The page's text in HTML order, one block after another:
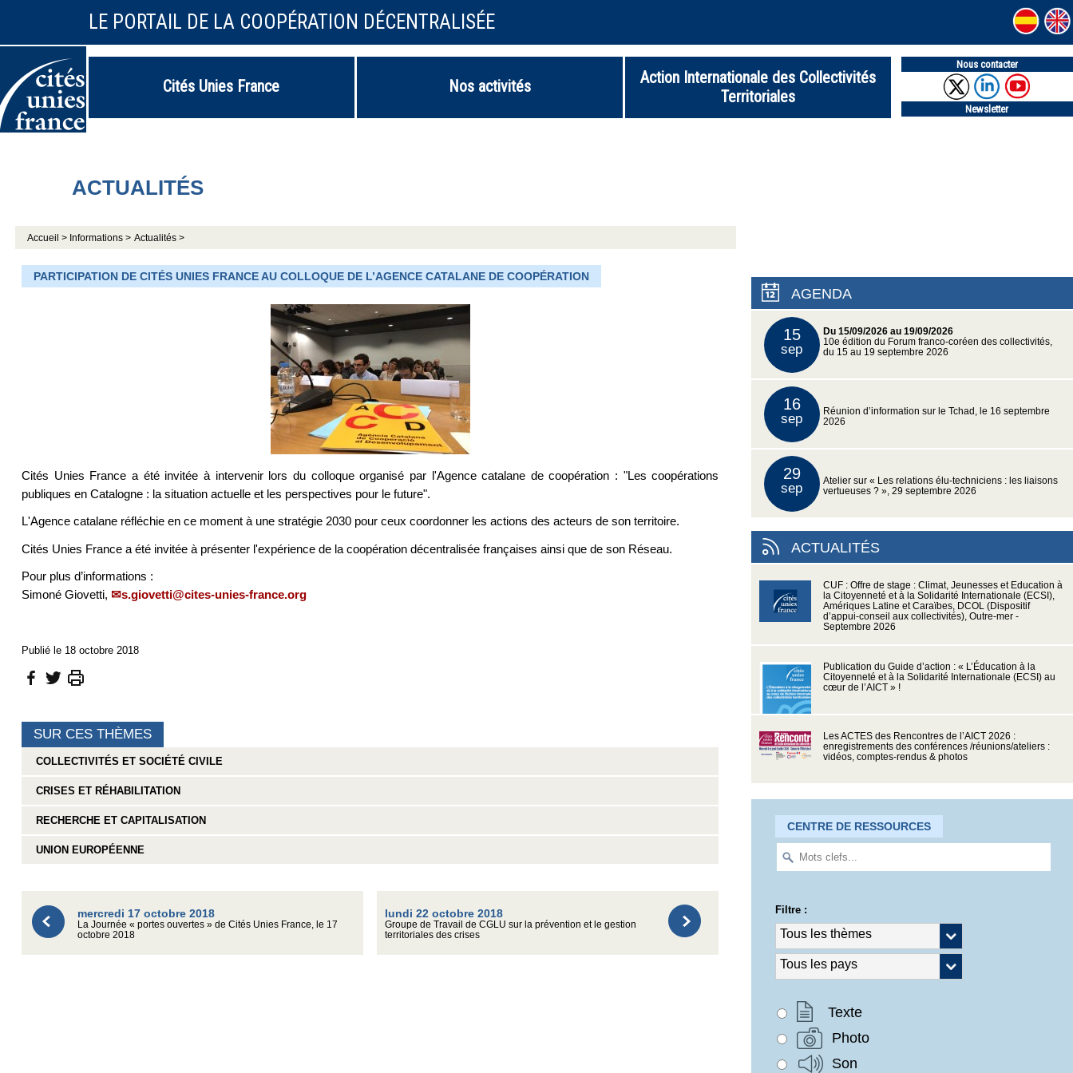
LE PORTAIL DE LA COOPÉRATION DÉCENTRALISÉE
Cités Unies France Nos activités
Action Internationale des Collectivités
Territoriales
Nous contacter
Newsletter
ACTUALITÉS
Accueil > Informations > Actualités >
PARTICIPATION DE CITÉS UNIES FRANCE AU COLLOQUE DE L’AGENCE CATALANE DE COOPÉRATION
Cités Unies France a été invitée à intervenir lors du colloque organisé par l'Agence catalane de coopération : "Les coopérations
publiques en Catalogne : la situation actuelle et les perspectives pour le future".
L'Agence catalane réfléchie en ce moment à une stratégie 2030 pour ceux coordonner les actions des acteurs de son territoire.
Cités Unies France a été invitée à présenter l'expérience de la coopération décentralisée françaises ainsi que de son Réseau.
Pour plus d’informations :
Simoné Giovetti,
s.giovetti@cites-unies-france.org
Publié le 18 octobre 2018
SUR CES THÈMES
COLLECTIVITÉS ET SOCIÉTÉ CIVILE
CRISES ET RÉHABILITATION
RECHERCHE ET CAPITALISATION
UNION EUROPÉENNE
mercredi 17 octobre 2018
La Journée « portes ouvertes » de Cités Unies France, le 17
octobre 2018
lundi 22 octobre 2018
Groupe de Travail de CGLU sur la prévention et le gestion
territoriales des crises
AGENDA
15
sep
Du 15/09/2026 au 19/09/2026
10e édition du Forum franco-coréen des collectivités,
du 15 au 19 septembre 2026
16
sep
Réunion d’information sur le Tchad, le 16 septembre
2026
29
sep
Atelier sur « Les relations élu-techniciens : les liaisons
vertueuses ? », 29 septembre 2026
ACTUALITÉS
CUF : Offre de stage : Climat, Jeunesses et Education à
la Citoyenneté et à la Solidarité Internationale (ECSI),
Amériques Latine et Caraïbes, DCOL (Dispositif
d’appui-conseil aux collectivités), Outre-mer -
Septembre 2026
Publication du Guide d’action : « L’Éducation à la
Citoyenneté et à la Solidarité Internationale (ECSI) au
cœur de l’AICT » !
Les ACTES des Rencontres de l’AICT 2026 :
enregistrements des conférences /réunions/ateliers :
vidéos, comptes-rendus & photos
CENTRE DE RESSOURCES
Filtre :
Texte
Photo
Son